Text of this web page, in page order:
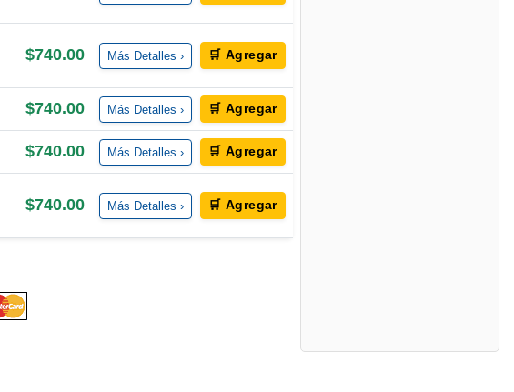
$740.00 Más Detalles › 🛒 Agregar
$740.00 Más Detalles › 🛒 Agregar
$740.00 Más Detalles › 🛒 Agregar
$740.00 Más Detalles › 🛒 Agregar